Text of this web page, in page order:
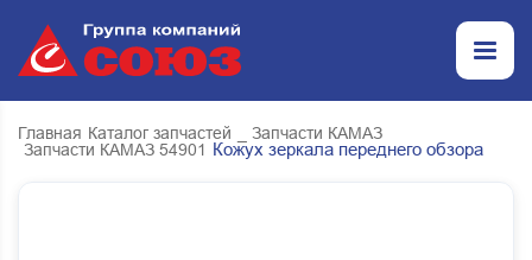
Главная Каталог запчастей
_ Запчасти КАМАЗ
Запчасти КАМАЗ 54901 Кожух зеркала переднего обзора